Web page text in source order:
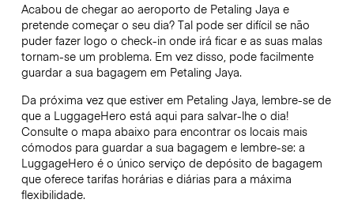
Acabou de chegar ao aeroporto de Petaling Jaya e
pretende começar o seu dia? Tal pode ser difícil se não
puder fazer logo o check-in onde irá ficar e as suas malas
tornam-se um problema. Em vez disso, pode facilmente
guardar a sua bagagem em Petaling Jaya.
Da próxima vez que estiver em Petaling Jaya, lembre-se de
que a LuggageHero está aqui para salvar-lhe o dia!
Consulte o mapa abaixo para encontrar os locais mais
cómodos para guardar a sua bagagem e lembre-se: a
LuggageHero é o único serviço de depósito de bagagem
que oferece tarifas horárias e diárias para a máxima
flexibilidade.